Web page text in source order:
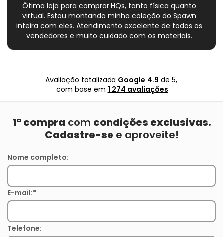
Ótima loja para comprar HQs, tanto física quanto
virtual. Estou montando minha coleção do Spawn
inteira com eles. Atendimento excelente de todos os
vendedores e muito cuidado com os materiais.
Avaliação totalizada Google 4.9 de 5,
com base em 1.274 avaliações